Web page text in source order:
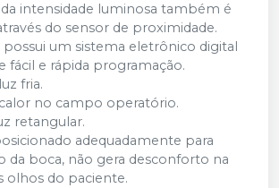
intensidade luminosa também é
do sensor de proximidade.
um sistema eletrônico digital
fácil e rápida programação.
fria.
no campo operatório.
retangular.
adequadamente para
da boca, não gera desconforto na
olhos do paciente.